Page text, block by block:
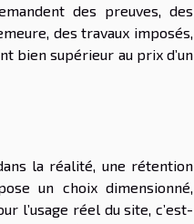
des preuves, des
des travaux imposés,
bien supérieur au prix d’un
la réalité, une rétention
un choix dimensionné,
l’usage réel du site, c’est-